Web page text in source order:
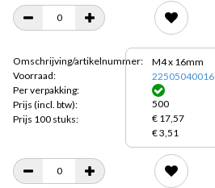
Omschrijving/artikelnummer:
Voorraad:
Per verpakking:
Prijs (incl. btw):
Prijs 100 stuks:
M4 x 16mm
22505040016
500
€ 17,57
€ 3,51